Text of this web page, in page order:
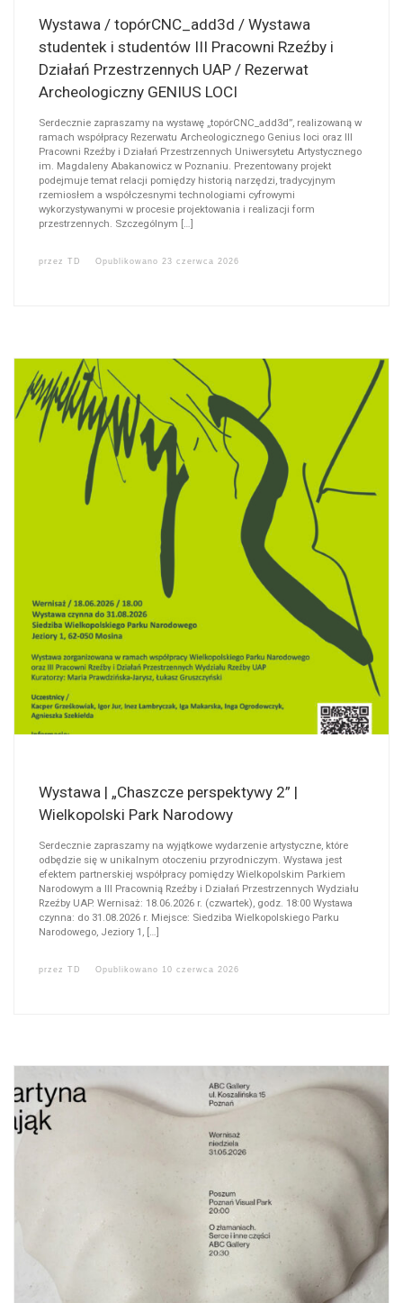
Wystawa / topórCNC_add3d / Wystawa
studentek i studentów III Pracowni Rzeźby i
Działań Przestrzennych UAP / Rezerwat
Archeologiczny GENIUS LOCI
Serdecznie zapraszamy na wystawę „topórCNC_add3d”, realizowaną w
ramach współpracy Rezerwatu Archeologicznego Genius loci oraz III
Pracowni Rzeźby i Działań Przestrzennych Uniwersytetu Artystycznego
im. Magdaleny Abakanowicz w Poznaniu. Prezentowany projekt
podejmuje temat relacji pomiędzy historią narzędzi, tradycyjnym
rzemiosłem a współczesnymi technologiami cyfrowymi
wykorzystywanymi w procesie projektowania i realizacji form
przestrzennych. Szczególnym […]
przezTD Opublikowano 23 czerwca 2026
Wystawa | „Chaszcze perspektywy 2” |
Wielkopolski Park Narodowy
Serdecznie zapraszamy na wyjątkowe wydarzenie artystyczne, które
odbędzie się w unikalnym otoczeniu przyrodniczym. Wystawa jest
efektem partnerskiej współpracy pomiędzy Wielkopolskim Parkiem
Narodowym a III Pracownią Rzeźby i Działań Przestrzennych Wydziału
Rzeźby UAP. Wernisaż: 18.06.2026 r. (czwartek), godz. 18:00 Wystawa
czynna: do 31.08.2026 r. Miejsce: Siedziba Wielkopolskiego Parku
Narodowego, Jeziory 1, […]
przezTD Opublikowano 10 czerwca 2026